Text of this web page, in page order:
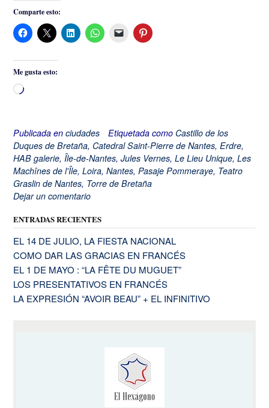
Comparte esto:
Me gusta esto:
Cargando...
Publicada en ciudades Etiquetada como Castillo de los
Duques de Bretaña, Catedral Saint-Pierre de Nantes, Erdre,
HAB galerie, Île-de-Nantes, Jules Vernes, Le Lieu Unique, Les
Machînes de l'Île, Loira, Nantes, Pasaje Pommeraye, Teatro
Graslin de Nantes, Torre de Bretaña
Dejar un comentario
ENTRADAS RECIENTES
EL 14 DE JULIO, LA FIESTA NACIONAL
COMO DAR LAS GRACIAS EN FRANCÉS
EL 1 DE MAYO : “LA FÊTE DU MUGUET”
LOS PRESENTATIVOS EN FRANCÉS
LA EXPRESIÓN “AVOIR BEAU” + EL INFINITIVO